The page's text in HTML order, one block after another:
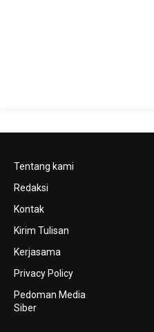
Tentang kami
Redaksi
Kontak
Kirim Tulisan
Kerjasama
Privacy Policy
Pedoman Media
Siber